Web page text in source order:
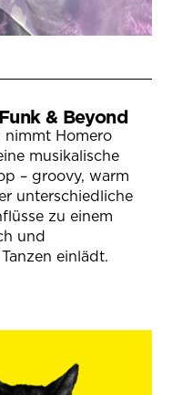
& Beyond
nimmt Homero
musikalische
– groovy, warm
unterschiedliche
zu einem
und
einlädt.